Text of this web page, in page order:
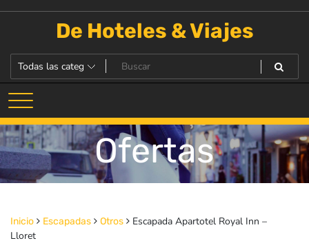
De Hoteles & Viajes
Ofertas
Inicio Escapadas Otros
Escapada Apartotel Royal Inn –
Lloret